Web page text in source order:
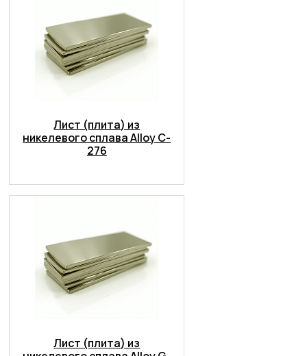
Лист (плита) из
никелевого сплава Alloy C-
276
Лист (плита) из